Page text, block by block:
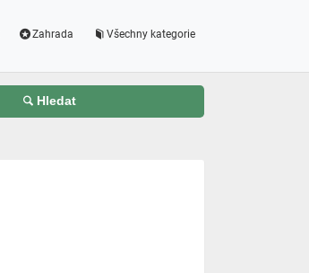
Zahrada Všechny kategorie
Hledat